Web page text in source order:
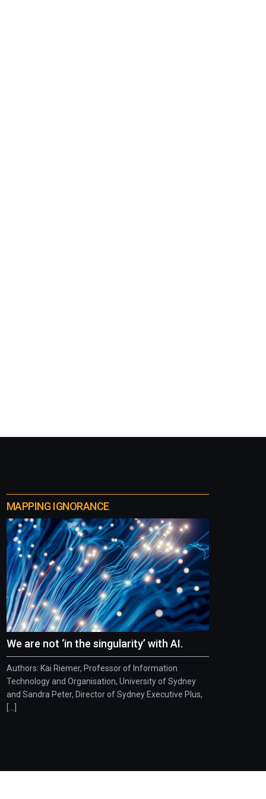
MAPPING IGNORANCE
We are not ‘in the singularity’ with AI.
Authors: Kai Riemer, Professor of Information
Technology and Organisation, University of Sydney
and Sandra Peter, Director of Sydney Executive Plus,
[...]